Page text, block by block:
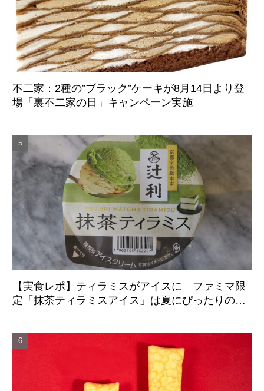
不二家：2種の”ブラック”ケーキが8月14日より登
場「裏不二家の日」キャンペーン実施
【実食レポ】ティラミスがアイスに ファミマ限
定「抹茶ティラミスアイス」は夏にぴったりの爽